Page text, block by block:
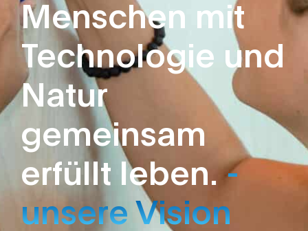
Menschen mit
Technologie und
Natur
gemeinsam
erfüllt leben.-
unsere Vision